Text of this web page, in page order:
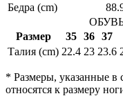
Бедра (cm)
Размер
35 36 37
Талия (cm) 22.4 23 23.6
* Размеры, указанные в
относятся к размеру